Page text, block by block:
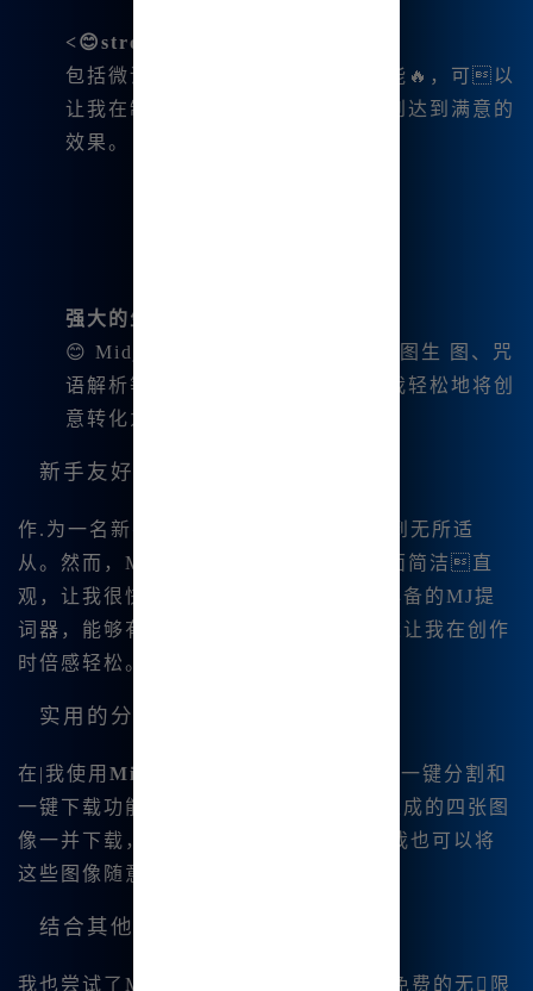
<😊strong>多种图片编辑功能
包括微调、变幻、平移、扩图等功能🔥，可以
让我在制作过程中不断调整，直到达到满意的
效果。
强大的生成能力
😊 Midjourney中文版支持文生图、图生 图、咒
语解析等先进的生成模式，能够让我轻松地将创
意转化为视觉作品。
新手友好的操作界面
作.为一名新手，我对复杂的操作指令感到无所适
从。然而，Midjourney中文版的操作界面简洁直
观，让我很快上手。它还集🔥成了新手必备的MJ提
词器，能够有针对性地提供使用建议，这让我在创作
时倍感轻松。
实用的分割与下载功能
在|我使用 Midjourney体验版
时，发现了一键分割和
一键下载功能。这使得我可以方便地将生成的四张图
像一并下载，节省了不少时.间。而且，我也可以将
这些图像随意应用到我的其他项目中。
结合其他AI功能
我也尝试了Midjourney的AI对话功能，免费的无限